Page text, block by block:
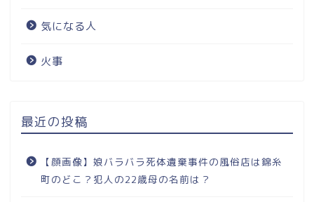
気になる人
火事
最近の投稿
【顔画像】娘バラバラ死体遺棄事件の風俗店は錦糸
町のどこ？犯人の22歳母の名前は？